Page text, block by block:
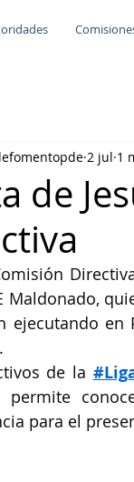
de
2 jul 1
Maldonado,
ejecutando
de la
permite
para el